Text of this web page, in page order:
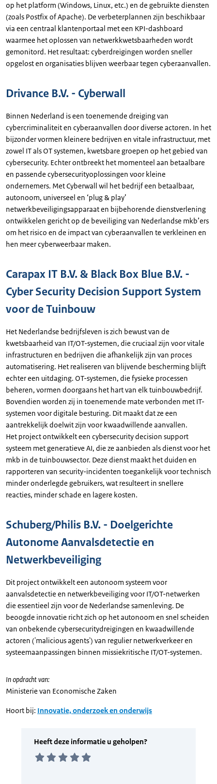
op het platform (Windows, Linux, etc.) en de gebruikte diensten
(zoals Postfix of Apache). De verbeterplannen zijn beschikbaar
via een centraal klantenportaal met een KPI-dashboard
waarmee het oplossen van netwerkkwetsbaarheden wordt
gemonitord. Het resultaat: cyberdreigingen worden sneller
opgelost en organisaties blijven weerbaar tegen cyberaanvallen.
Drivance B.V. - Cyberwall
Binnen Nederland is een toenemende dreiging van
cybercriminaliteit en cyberaanvallen door diverse actoren. In het
bijzonder vormen kleinere bedrijven en vitale infrastructuur, met
zowel IT als OT systemen, kwetsbare groepen op het gebied van
cybersecurity. Echter ontbreekt het momenteel aan betaalbare
en passende cybersecurityoplossingen voor kleine
ondernemers. Met Cyberwall wil het bedrijf een betaalbaar,
autonoom, universeel en ‘plug & play’
netwerkbeveiligingsapparaat en bijbehorende dienstverlening
ontwikkelen gericht op de beveiliging van Nederlandse mkb’ers
om het risico en de impact van cyberaanvallen te verkleinen en
hen meer cyberweerbaar maken.
Carapax IT B.V. & Black Box Blue B.V. -
Cyber Security Decision Support System
voor de Tuinbouw
Het Nederlandse bedrijfsleven is zich bewust van de
kwetsbaarheid van IT/OT-systemen, die cruciaal zijn voor vitale
infrastructuren en bedrijven die afhankelijk zijn van proces
automatisering. Het realiseren van blijvende bescherming blijft
echter een uitdaging. OT-systemen, die fysieke processen
beheren, vormen doorgaans het hart van elk tuinbouwbedrijf.
Bovendien worden zij in toenemende mate verbonden met IT-
systemen voor digitale besturing. Dit maakt dat ze een
aantrekkelijk doelwit zijn voor kwaadwillende aanvallen.
Het project ontwikkelt een cybersecurity decision support
systeem met generatieve AI, die ze aanbieden als dienst voor het
mkb in de tuinbouwsector. Deze dienst maakt het duiden en
rapporteren van security-incidenten toegankelijk voor technisch
minder onderlegde gebruikers, wat resulteert in snellere
reacties, minder schade en lagere kosten.
Schuberg/Philis B.V. - Doelgerichte
Autonome Aanvalsdetectie en
Netwerkbeveiliging
Dit project ontwikkelt een autonoom systeem voor
aanvalsdetectie en netwerkbeveiliging voor IT/OT-netwerken
die essentieel zijn voor de Nederlandse samenleving. De
beoogde innovatie richt zich op het autonoom en snel scheiden
van onbekende cybersecuritydreigingen en kwaadwillende
actoren ('malicious agents') van regulier netwerkverkeer en
systeemaanpassingen binnen missiekritische IT/OT-systemen.
In opdracht van:
Ministerie van Economische Zaken
Hoort bij: Innovatie, onderzoek en onderwijs